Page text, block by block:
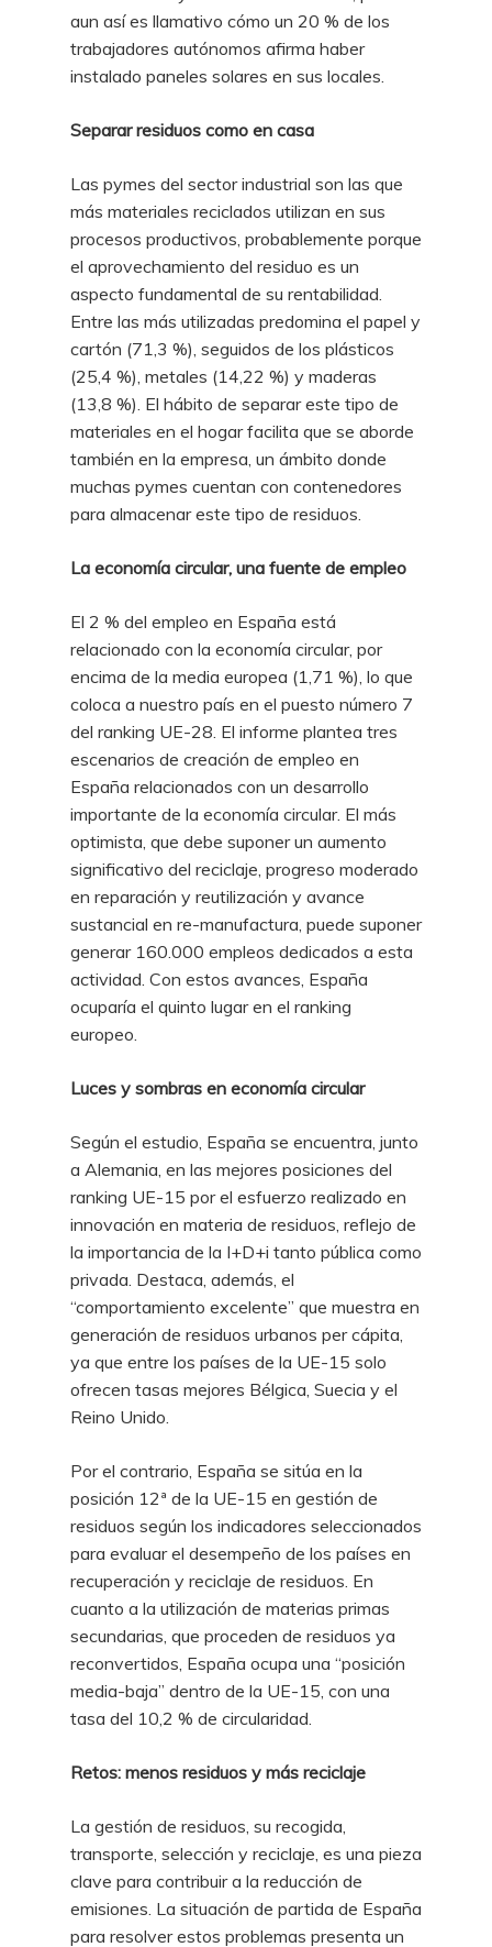
aun así es llamativo cómo un 20 % de los
trabajadores autónomos afirma haber
instalado paneles solares en sus locales.
Separar residuos como en casa
Las pymes del sector industrial son las que
más materiales reciclados utilizan en sus
procesos productivos, probablemente porque
el aprovechamiento del residuo es un
aspecto fundamental de su rentabilidad.
Entre las más utilizadas predomina el papel y
cartón (71,3 %), seguidos de los plásticos
(25,4 %), metales (14,22 %) y maderas
(13,8 %). El hábito de separar este tipo de
materiales en el hogar facilita que se aborde
también en la empresa, un ámbito donde
muchas pymes cuentan con contenedores
para almacenar este tipo de residuos.
La economía circular, una fuente de empleo
El 2 % del empleo en España está
relacionado con la economía circular, por
encima de la media europea (1,71 %), lo que
coloca a nuestro país en el puesto número 7
del ranking UE-28. El informe plantea tres
escenarios de creación de empleo en
España relacionados con un desarrollo
importante de la economía circular. El más
optimista, que debe suponer un aumento
significativo del reciclaje, progreso moderado
en reparación y reutilización y avance
sustancial en re-manufactura, puede suponer
generar 160.000 empleos dedicados a esta
actividad. Con estos avances, España
ocuparía el quinto lugar en el ranking
europeo.
Luces y sombras en economía circular
Según el estudio, España se encuentra, junto
a Alemania, en las mejores posiciones del
ranking UE-15 por el esfuerzo realizado en
innovación en materia de residuos, reflejo de
la importancia de la I+D+i tanto pública como
privada. Destaca, además, el
“comportamiento excelente” que muestra en
generación de residuos urbanos per cápita,
ya que entre los países de la UE-15 solo
ofrecen tasas mejores Bélgica, Suecia y el
Reino Unido.
Por el contrario, España se sitúa en la
posición 12ª de la UE-15 en gestión de
residuos según los indicadores seleccionados
para evaluar el desempeño de los países en
recuperación y reciclaje de residuos. En
cuanto a la utilización de materias primas
secundarias, que proceden de residuos ya
reconvertidos, España ocupa una “posición
media-baja” dentro de la UE-15, con una
tasa del 10,2 % de circularidad.
Retos: menos residuos y más reciclaje
La gestión de residuos, su recogida,
transporte, selección y reciclaje, es una pieza
clave para contribuir a la reducción de
emisiones. La situación de partida de España
para resolver estos problemas presenta un